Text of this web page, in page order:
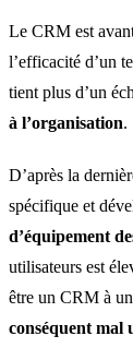
Le CRM est
l’efficacité d’un
tient plus d’un
à l’organisation.
D’après la
spécifique et
d’équipement
utilisateurs est
être un CRM à
conséquent mal